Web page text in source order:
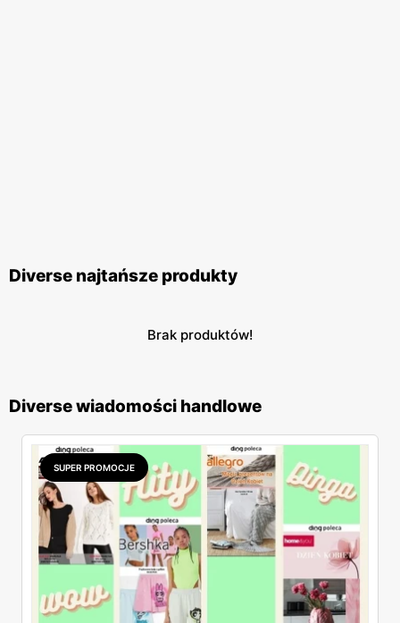
Diverse najtańsze produkty
Brak produktów!
Diverse wiadomości handlowe
SUPER PROMOCJE